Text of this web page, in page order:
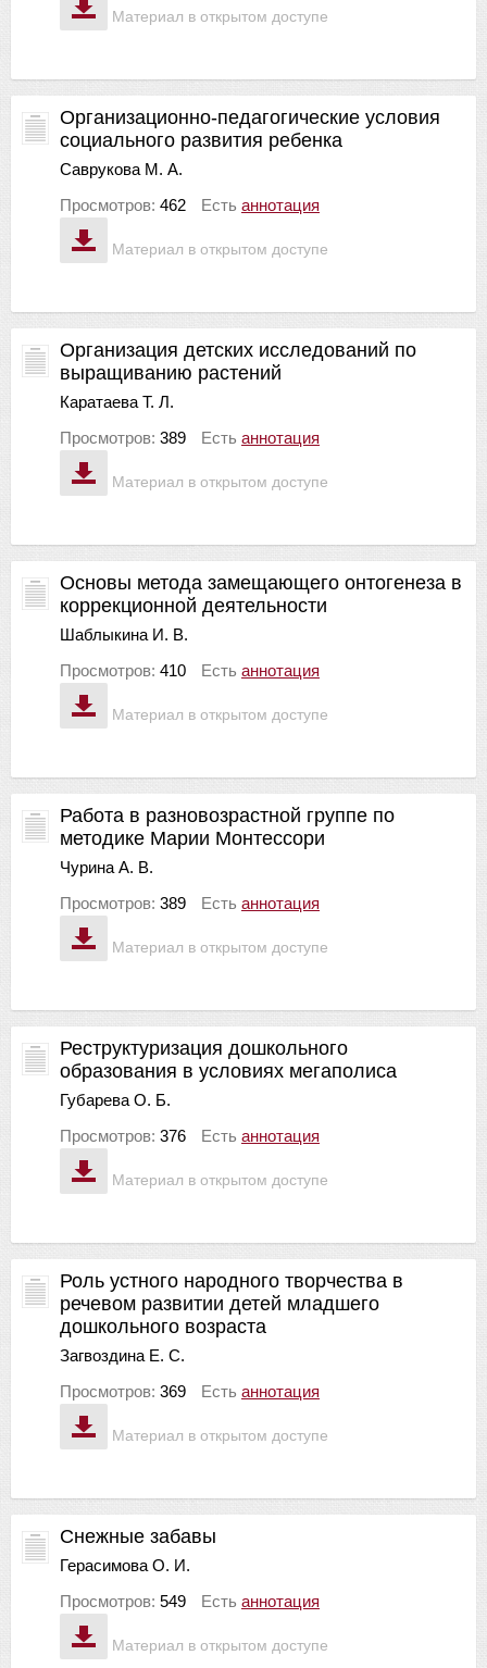
Материал в открытом доступе
Материал в открытом доступе
Организационно-педагогические условия
социального развития ребенка
Саврукова М. А.
Просмотров: 462 Есть аннотация
Материал в открытом доступе
Организация детских исследований по
выращиванию растений
Каратаева Т. Л.
Просмотров: 389 Есть аннотация
Материал в открытом доступе
Основы метода замещающего онтогенеза в
коррекционной деятельности
Шаблыкина И. В.
Просмотров: 410 Есть аннотация
Материал в открытом доступе
Работа в разновозрастной группе по
методике Марии Монтессори
Чурина А. В.
Просмотров: 389 Есть аннотация
Материал в открытом доступе
Реструктуризация дошкольного
образования в условиях мегаполиса
Губарева О. Б.
Просмотров: 376 Есть аннотация
Материал в открытом доступе
Роль устного народного творчества в
речевом развитии детей младшего
дошкольного возраста
Загвоздина Е. С.
Просмотров: 369 Есть аннотация
Материал в открытом доступе
Снежные забавы
Герасимова О. И.
Просмотров: 549 Есть аннотация